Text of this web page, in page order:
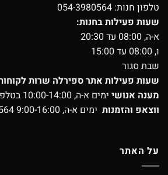
טלפון חנות: 054-3980564
שעות פעילות בחנות:
א-ה, 08:00 עד 20:30
ו, 08:00 עד 15:00
שבת סגור
שעות פעילות אתר ספירלה שרות
מענה אנושי ימים א-ה, 10:00-14:00 בטלפון:
ווצאפ והזמנות ימים א-ה, 9:00-16:00
על האתר